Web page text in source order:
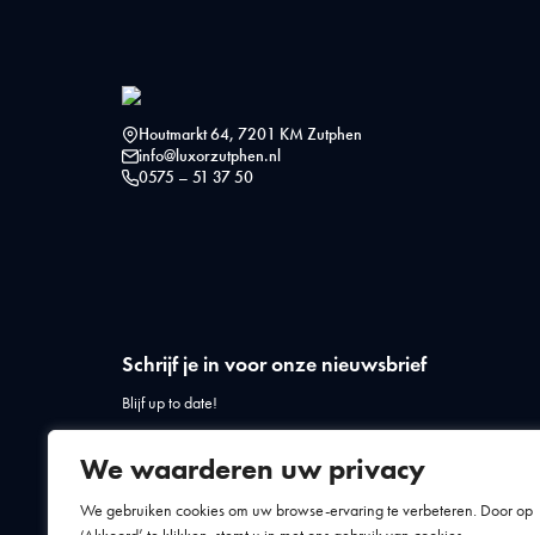
We waarderen uw privacy
We gebruiken cookies om uw browse-ervaring te verbeteren. Door op
Houtmarkt 64, 7201 KM Zutphen
info@luxorzutphen.nl
0575 – 51 37 50
Schrijf je in voor onze nieuwsbrief
Blijf up to date!